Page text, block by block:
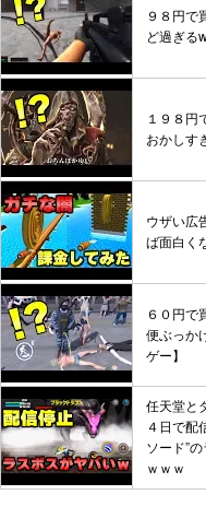
９８円で
ど過ぎる
１９８円
おかしす
ウザい広
ば面白く
６０円で
便ぶっか
ゲー】
任天堂と
４日で配
ソード”
ｗｗｗ